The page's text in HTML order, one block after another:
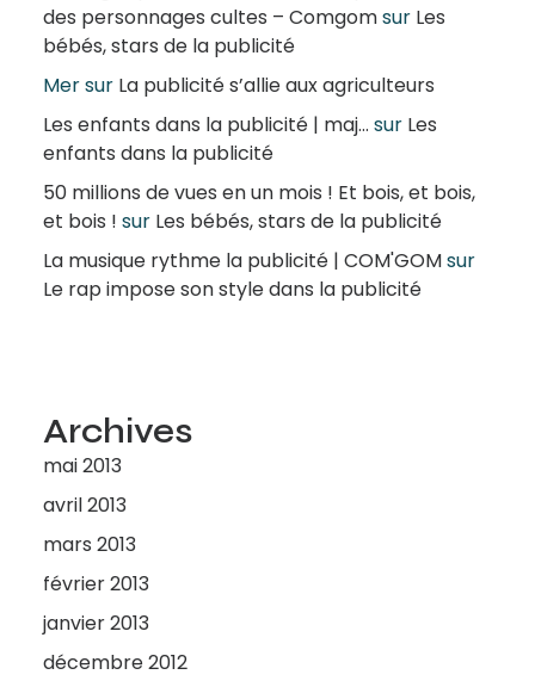
des personnages cultes – Comgomsur Les
bébés, stars de la publicité
Mersur La publicité s’allie aux agriculteurs
Les enfants dans la publicité | maj... sur Les
enfants dans la publicité
50 millions de vues en un mois ! Et bois, et bois,
et bois ! sur Les bébés, stars de la publicité
La musique rythme la publicité | COM'GOMsur
Le rap impose son style dans la publicité
Archives
mai 2013
avril 2013
mars 2013
février 2013
janvier 2013
décembre 2012